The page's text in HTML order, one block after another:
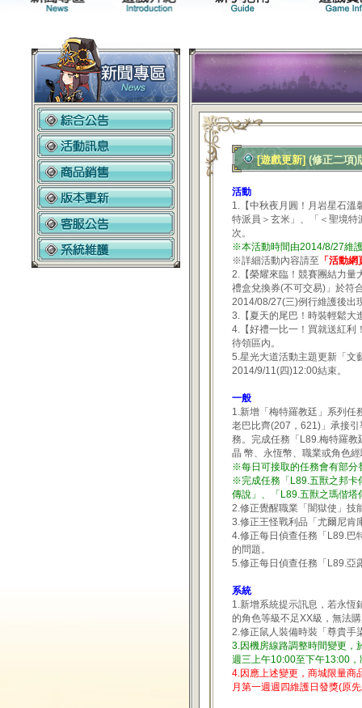
[遊戲更新] (修正二項)
活動
1.【中秋夜月圓！月岩星石溫
特派員＞玄米」、「＜聖境
次。
※本活動時間由2014/8/27維
※詳細活動內容請至 「活動網
2.【榮耀來臨！競賽團結力量
禮盒兌換券(不可交易)」於符
2014/08/27(三)例行維護後出
3.【夏天的尾巴！時裝輕鬆大
4.【好禮一比一！買就送紅利
待領區內。
5.星光大道活動主題更新「文
2014/9/11(四)12:00結束。
一般
1.新增「梅特羅教廷」系列任
老巴比齊(207，621)」承接
務。完成任務「L89.梅特羅
晶 幣、永恆幣、職業或角色
※每日可接取的任務會有部分
※完成任務「L89.五獸之邦卡
傳說」、「L89.五獸之瑪偕
2.修正覺醒職業「闇獄使」技
3.修正王怪戰利品「尤爾尼肯
4.修正每日偵查任務「L89.巴
的問題。
5.修正每日偵查任務「L89.亞
系統
1.新增系統提示訊息，若永恆
的角色等級不足XX級，無法
2.修正鼠人裝備時裝「尊貴手
3.因機房線路調整時間變更，
週三上午10:00至下午13:00
4.因應上述變更，商城限量商
月第一週週四維護日發獎(原